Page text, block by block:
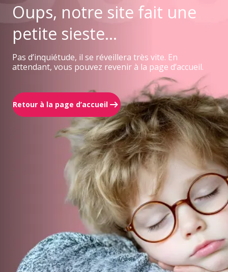
Oups, notre site fait une
petite sieste...
Pas d’inquiétude, il se réveillera très vite. En
attendant, vous pouvez revenir à la page d’accueil.
Retour à la page d’accueil